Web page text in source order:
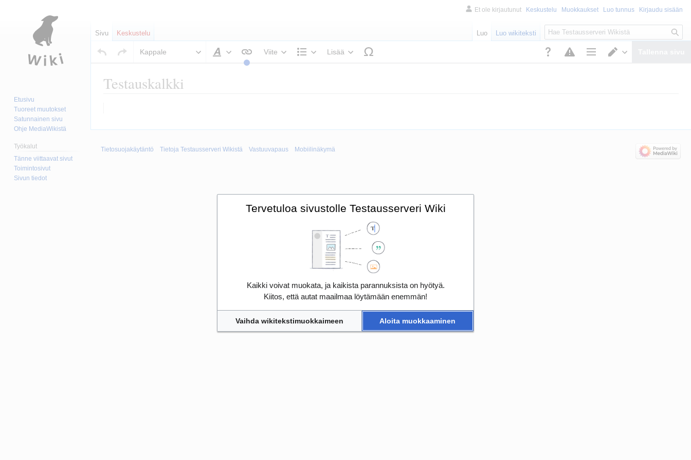
Kappale
Tekstin tyyli
Viite
Lisää
Testauskalkki
Et ole kirjautunut Keskustelu Muokkaukset Luo tunnus Kirjaudu sisään
Sivu Keskustelu Luo Luo wikiteksti
Haku
Etusivu
Tuoreet muutokset
Satunnainen sivu
Ohje MediaWikistä
Työkalut
Tänne viittaavat sivut
Toimintosivut
Sivun tiedot
Tietosuojakäytäntö Tietoja Testausserveri Wikistä Vastuuvapaus Mobiilinäkymä
Tervetuloa sivustolle Testausserveri Wiki
Kaikki voivat muokata, ja kaikista parannuksista on hyötyä.
Kiitos, että autat maailmaa löytämään enemmän!
Vaihda wikitekstimuokkaimeen Aloita muokkaaminen